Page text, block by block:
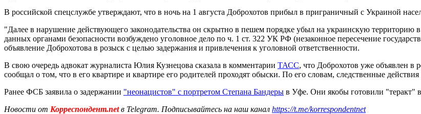
В российской спецслужбе утверждают, что в ночь на 1 августа Доброхотов прибыл в приграничный с Украиной
"Далее в нарушение действующего законодательства он скрытно в пешем порядке убыл на украинскую
данных органами безопасности возбуждено уголовное дело по ч. 1 ст. 322 УК РФ (незаконное пересечение
объявление Доброхотова в розыск с целью задержания и привлечения к уголовной ответственности.
В свою очередь адвокат журналиста Юлия Кузнецова сказала в комментарии ТАСС, что Доброхотов уже объявлен в
сообщал о том, что в его квартире и квартире его родителей проходят обыски. По его словам, следственные
Ранее ФСБ заявила о задержании "неонацистов" с портретом Степана Бандеры в Уфе. Они якобы готовили "теракт"
Новости от Корреспондент.netв Telegram. Подписывайтесь на наш канал https://t.me/korrespondentnet